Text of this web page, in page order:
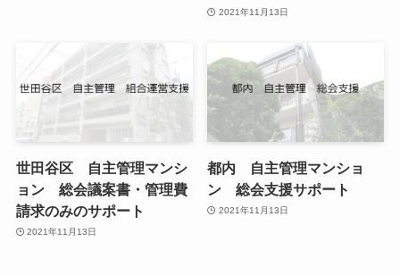
2021年11月13日
世田谷区 自主管理マンシ
ョン 総会議案書・管理費
請求のみのサポート
2021年11月13日
都内 自主管理マンショ
ン 総会支援サポート
2021年11月13日